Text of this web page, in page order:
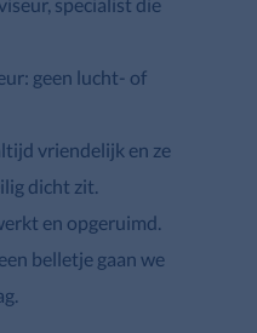
geen lucht- of
vriendelijk en ze
dicht zit.
en opgeruimd.
belletje gaan we